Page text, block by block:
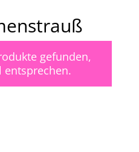
gefunden,
entsprechen.